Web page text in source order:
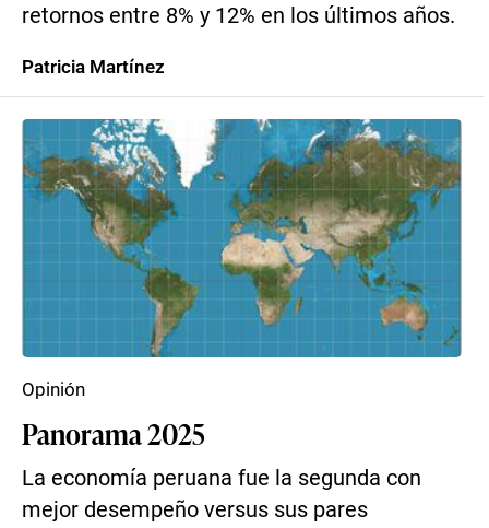
retornos entre 8% y 12% en los últimos años.
Patricia Martínez
Panorama 2025
La economía peruana fue la segunda con
mejor desempeño versus sus pares
Opinión